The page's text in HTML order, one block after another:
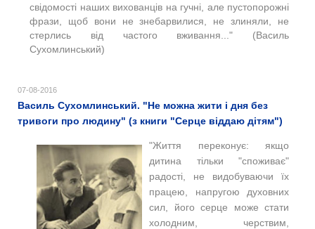
свідомості наших вихованців на гучні, але пустопорожні
фрази, щоб вони не знебарвилися, не злиняли, не
стерлись від частого вживання..." (Василь
Сухомлинський)
07-08-2016
Василь Сухомлинський. "Не можна жити і дня без
тривоги про людину" (з книги "Серце віддаю дітям")
"Життя переконує: якщо
дитина тільки "споживає"
радості, не видобуваючи їх
працею, напругою духовних
сил, його серце може стати
холодним, черствим,